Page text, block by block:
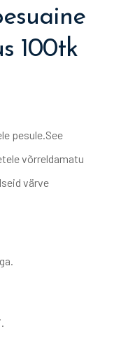
100tk
pesule.See
võrreldamatu
värve